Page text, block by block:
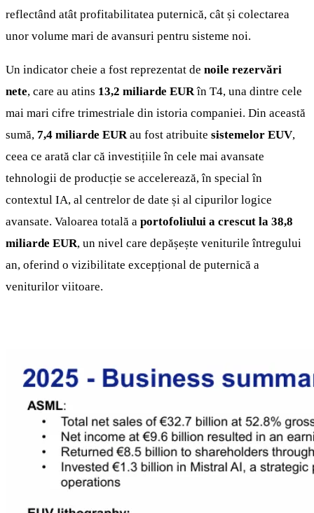
reflectând atât profitabilitatea puternică, cât și colectarea
unor volume mari de avansuri pentru sisteme noi.
Un indicator cheie a fost reprezentat de noile rezervări
nete, care au atins 13,2 miliarde EURîn T4, una dintre cele
mai mari cifre trimestriale din istoria companiei. Din această
sumă, 7,4 miliarde EURau fost atribuite sistemelor EUV,
ceea ce arată clar că investițiile în cele mai avansate
tehnologii de producție se accelerează, în special în
contextul IA, al centrelor de date și al cipurilor logice
avansate. Valoarea totală a portofoliului a crescut la 38,8
miliarde EUR, un nivel care depășește veniturile întregului
an, oferind o vizibilitate excepțional de puternică a
veniturilor viitoare.